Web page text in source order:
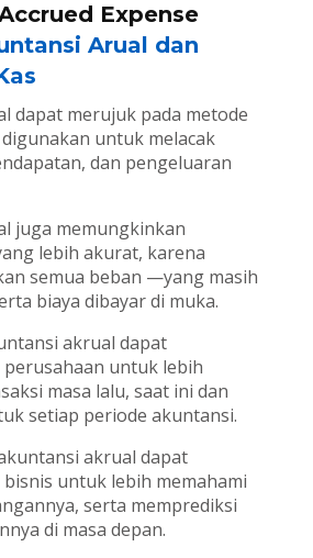
Expense
Arual dan
dapat merujuk pada metode
untuk melacak
dan pengeluaran
juga memungkinkan
lebih akurat, karena
semua beban —yang masih
biaya dibayar di muka.
akrual dapat
untuk lebih
masa lalu, saat ini dan
setiap periode akuntansi.
akrual dapat
untuk lebih memahami
serta memprediksi
di masa depan.